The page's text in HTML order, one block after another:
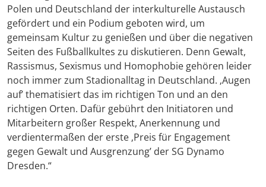
Polen und Deutschland der interkulturelle Austausch
gefördert und ein Podium geboten wird, um
gemeinsam Kultur zu genießen und über die negativen
Seiten des Fußballkultes zu diskutieren. Denn Gewalt,
Rassismus, Sexismus und Homophobie gehören leider
noch immer zum Stadionalltag in Deutschland. ‚Augen
auf’ thematisiert das im richtigen Ton und an den
richtigen Orten. Dafür gebührt den Initiatoren und
Mitarbeitern großer Respekt, Anerkennung und
verdientermaßen der erste ‚Preis für Engagement
gegen Gewalt und Ausgrenzung’ der SG Dynamo
Dresden.“